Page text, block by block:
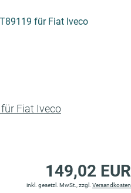
Fiat Iveco
149,02 EUR
inkl. gesetzl. MwSt., zzgl. Versandkosten